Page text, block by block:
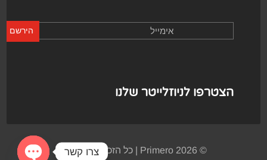
הירשם
הצטרפו לניוזלייטר שלנו
© Primero 2026 | כל הזכויות שמורות צרו קשר